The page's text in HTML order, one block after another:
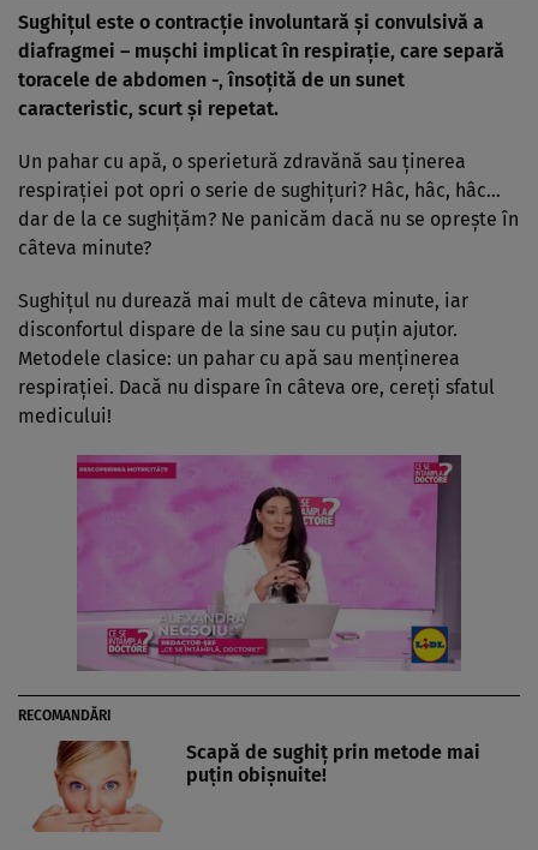
Sughițul este o contracție involuntară și convulsivă a
diafragmei – mușchi implicat în respirație, care separă
toracele de abdomen -, însoțită de un sunet
caracteristic, scurt și repetat.
Un pahar cu apă, o sperietură zdravănă sau ținerea
respirației pot opri o serie de sughițuri? Hâc, hâc, hâc…
dar de la ce sughițăm? Ne panicăm dacă nu se oprește în
câteva minute?
Sughițul nu durează mai mult de câteva minute, iar
disconfortul dispare de la sine sau cu puțin ajutor.
Metodele clasice: un pahar cu apă sau menținerea
respirației. Dacă nu dispare în câteva ore, cereți sfatul
medicului!
RECOMANDĂRI
Scapă de sughiţ prin metode mai
puţin obişnuite!